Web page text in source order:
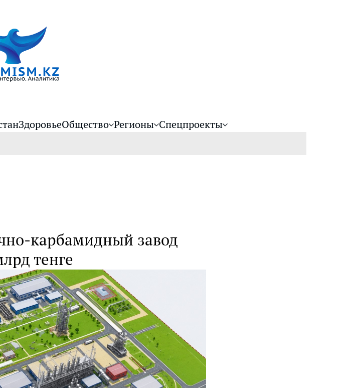
ЗдоровьеОбщество Регионы Спецпроекты
карбамидный завод
тенге